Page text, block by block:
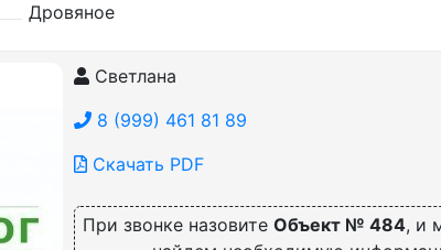
Дровяное
Светлана
8 (999) 461 81 89
Скачать PDF
При звонке назовитеОбъект № 484, и